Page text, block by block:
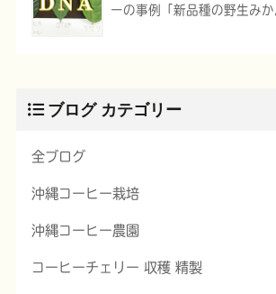
ーの事例「新品種の野生みか
ブログ カテゴリー
全ブログ
沖縄コーヒー栽培
沖縄コーヒー農園
コーヒーチェリー 収穫 精製